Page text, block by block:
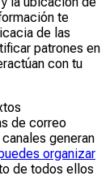
te
de las
patrones en
con tu
de correo
generan
organizar
de todos ellos